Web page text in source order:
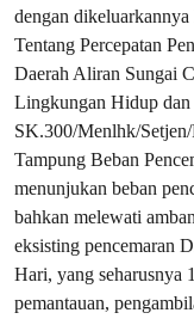
dengan
Tentang Percepatan
Daerah Aliran Sungai
Lingkungan Hidup
SK.300/Menlhk/
Tampung Beban
menunjukan beban
bahkan melewati
eksisting pencemaran
Hari, yang
pemantauan,